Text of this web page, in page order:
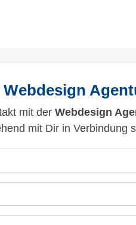
mit der Webdesign
mit Dir in Verbindung